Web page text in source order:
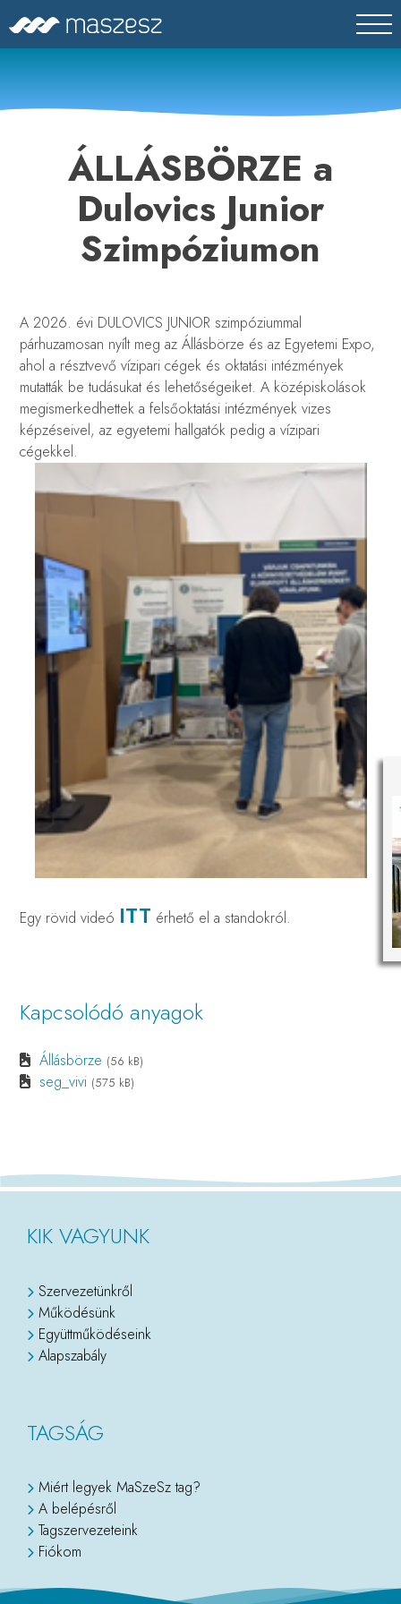
to
content
MASZESZ
Magyar Víz- és Szennyvíztechnikai Szövetség
ÁLLÁSBÖRZE a
Dulovics Junior
Szimpóziumon
A 2026. évi DULOVICS JUNIOR szimpóziummal
párhuzamosan nyílt meg az Állásbörze és az Egyetemi Expo,
ahol a résztvevő vízipari cégek és oktatási intézmények
mutatták be tudásukat és lehetőségeiket. A középiskolások
megismerkedhettek a felsőoktatási intézmények vizes
képzéseivel, az egyetemi hallgatók pedig a vízipari
cégekkel.
Egy rövid videó ITT érhető el a standokról.
Kapcsolódó anyagok
Állásbörze (56 kB)
seg_vivi (575 kB)
KIK VAGYUNK
Szervezetünkről
Működésünk
Együttműködéseink
Alapszabály
TAGSÁG
Miért legyek MaSzeSz tag?
A belépésről
Tagszervezeteink
Fiókom